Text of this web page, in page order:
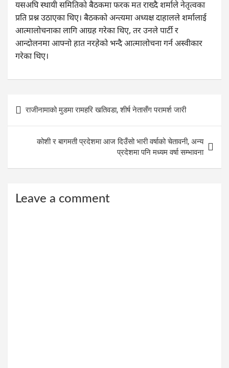
यसअघि स्थायी समितिको बैठकमा फरक मत राख्दै शर्माले नेतृत्वका
प्रति प्रश्न उठाएका थिए। बैठकको अन्त्यमा अध्यक्ष दाहालले शर्मालाई
आत्मालोचनाका लागि आग्रह गरेका थिए, तर उनले पार्टी र
आन्दोलनमा आफ्नो हात नरहेको भन्दै आत्मालोचना गर्न अस्वीकार
गरेका थिए।
navigation
राजीनामाको मुडमा रामहरि खतिवडा, शीर्ष नेतासँग परामर्श जारी
कोशी र बागमती प्रदेशमा आज दिउँसो भारी वर्षाको चेतावनी, अन्य
प्रदेशमा पनि मध्यम वर्षा सम्भावना
Leave a comment